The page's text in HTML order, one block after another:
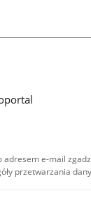
e-mail
przetwarzania